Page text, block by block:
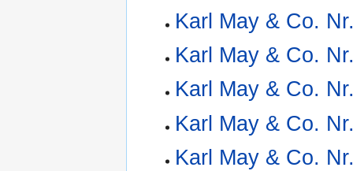
Karl May & Co.
Karl May & Co.
Karl May & Co.
Karl May & Co.
Karl May & Co.